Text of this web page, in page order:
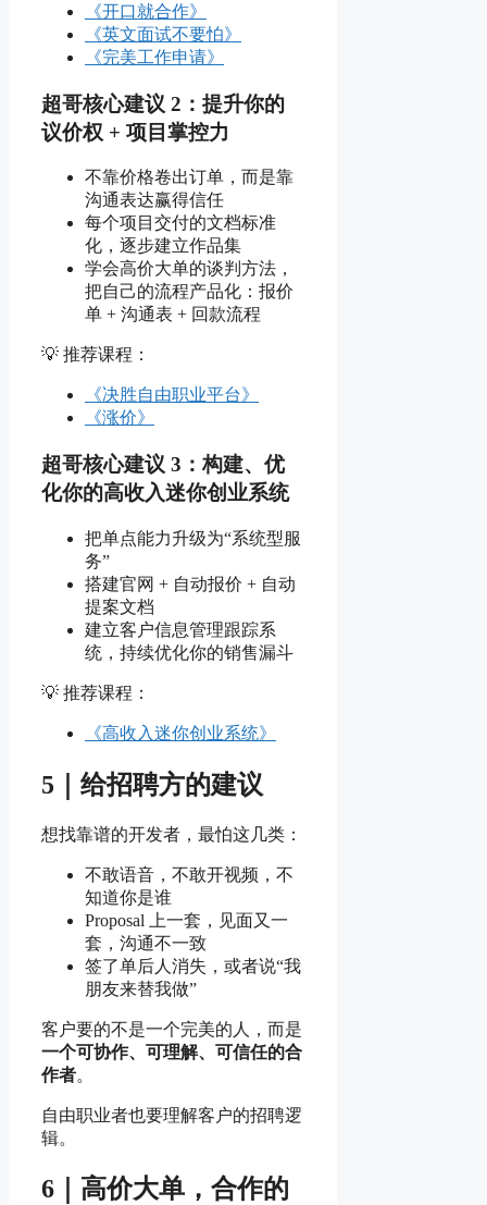
《开口就合作》
《英文面试不要怕》
《完美工作申请》
超哥核心建议 2：提升你的
议价权 + 项目掌控力
不靠价格卷出订单，而是靠
沟通表达赢得信任
每个项目交付的文档标准
化，逐步建立作品集
学会高价大单的谈判方法，
把自己的流程产品化：报价
单 + 沟通表 + 回款流程
💡 推荐课程：
《决胜自由职业平台》
《涨价》
超哥核心建议 3：构建、优
化你的高收入迷你创业系统
把单点能力升级为“系统型服
务”
搭建官网 + 自动报价 + 自动
提案文档
建立客户信息管理跟踪系
统，持续优化你的销售漏斗
💡 推荐课程：
《高收入迷你创业系统》
5｜给招聘方的建议
想找靠谱的开发者，最怕这几类：
不敢语音，不敢开视频，不
知道你是谁
Proposal 上一套，见面又一
套，沟通不一致
签了单后人消失，或者说“我
朋友来替我做”
客户要的不是一个完美的人，而是
一个可协作、可理解、可信任的合
作者。
自由职业者也要理解客户的招聘逻
辑。
6｜高价大单，合作的